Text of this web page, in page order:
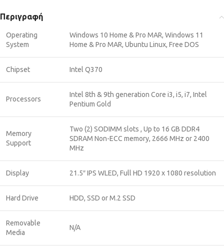
Περιγραφή
Operating
System
Windows 10 Home & Pro MAR, Windows 11
Home & Pro MAR, Ubuntu Linux, Free DOS
Chipset Intel Q370
Processors
Intel 8th & 9th generation Core i3, i5, i7, Intel
Pentium Gold
Memory
Support
Two (2) SODIMM slots , Up to 16 GB DDR4
SDRAM Non-ECC memory, 2666 MHz or 2400
MHz
Display 21.5″ IPS WLED, Full HD 1920 x 1080 resolution
Hard Drive HDD, SSD or M.2 SSD
Removable
Media
N/A